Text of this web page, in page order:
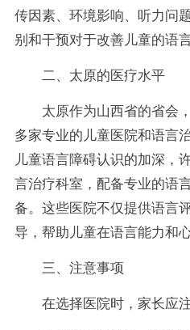
传因素、环境影响、听力问
别和干预对于改善儿童的语
二、太原的医疗水平
太原作为山西省的省会
多家专业的儿童医院和语言
儿童语言障碍认识的加深，
言治疗科室，配备专业的语
备。这些医院不仅提供语言
导，帮助儿童在语言能力和
三、注意事项
在选择医院时，家长应